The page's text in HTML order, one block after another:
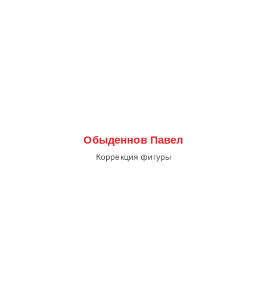
Обыденнов Павел
Коррекция фигуры